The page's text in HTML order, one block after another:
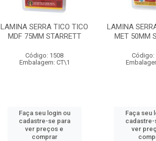
LAMINA SERRA TICO TICO
MDF 75MM STARRETT
Código: 1508
Embalagem: CT\1
Faça seu login ou
cadastre-se para
ver preços e
comprar
LAMINA
MET 50MM
Código:
Faça seu
cadastre-
ver